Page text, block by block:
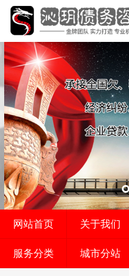
网站首页 关于我们
服务分类 城市分站